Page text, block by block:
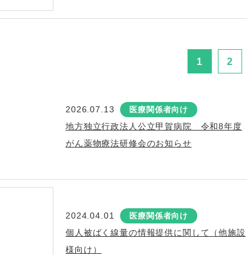
1 2
2026.07.13 医療関係者向け
地方独立行政法人公立甲賀病院 令和8年度
がん薬物療法研修会のお知らせ
2024.04.01 医療関係者向け
個人被ばく線量の情報提供に関して（他施設
様向け）